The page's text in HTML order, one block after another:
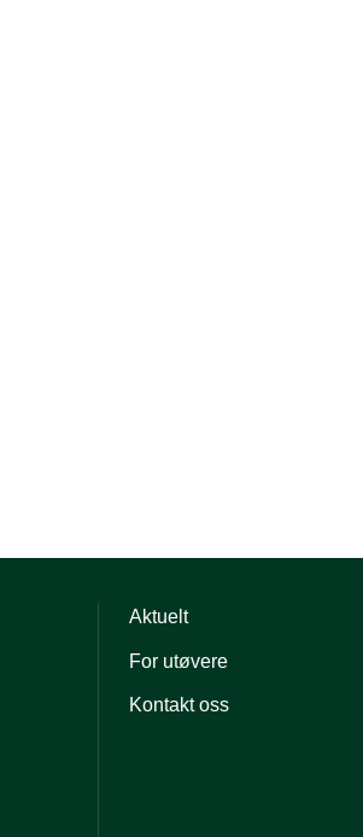
Aktuelt
For utøvere
Kontakt oss